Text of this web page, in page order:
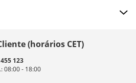
Österreich
(horários CET)
123
08:00 - 18:00